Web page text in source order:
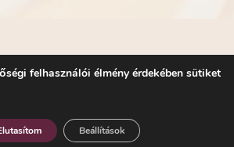
ékszerek, karikagyűrűk, eljegyzési
felhasználói élmény érdekében sütiket
Beállítások